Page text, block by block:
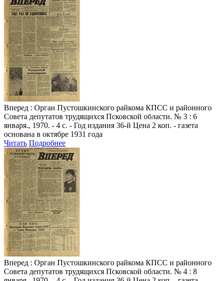
Вперед : Орган Пустошкинского райкома КПСС и районного
Совета депутатов трудящихся Псковской области. № 3 : 6
января., 1970. - 4 с. - Год издания 36-й Цена 2 коп. - газета
основана в октябре 1931 года
Читать Подробнее
Вперед : Орган Пустошкинского райкома КПСС и районного
Совета депутатов трудящихся Псковской области. № 4 : 8